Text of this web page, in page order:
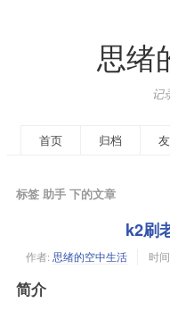
思绪
记
首页 归档
标签 助手 下的文章
k2刷
作者: 思绪的空中生活 时
简介